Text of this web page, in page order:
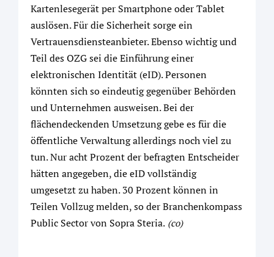
Kartenlesegerät per Smartphone oder Tablet
auslösen. Für die Sicherheit sorge ein
Vertrauensdiensteanbieter. Ebenso wichtig und
Teil des OZG sei die Einführung einer
elektronischen Identität (eID). Personen
könnten sich so eindeutig gegenüber Behörden
und Unternehmen ausweisen. Bei der
flächendeckenden Umsetzung gebe es für die
öffentliche Verwaltung allerdings noch viel zu
tun. Nur acht Prozent der befragten Entscheider
hätten angegeben, die eID vollständig
umgesetzt zu haben. 30 Prozent können in
Teilen Vollzug melden, so der Branchenkompass
Public Sector von Sopra Steria. (co)